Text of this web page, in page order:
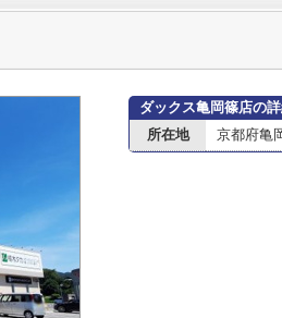
ダックス亀岡篠店の
所在地
京都府亀